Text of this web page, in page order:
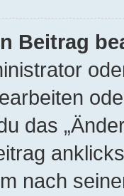
Beitrag
das
nach